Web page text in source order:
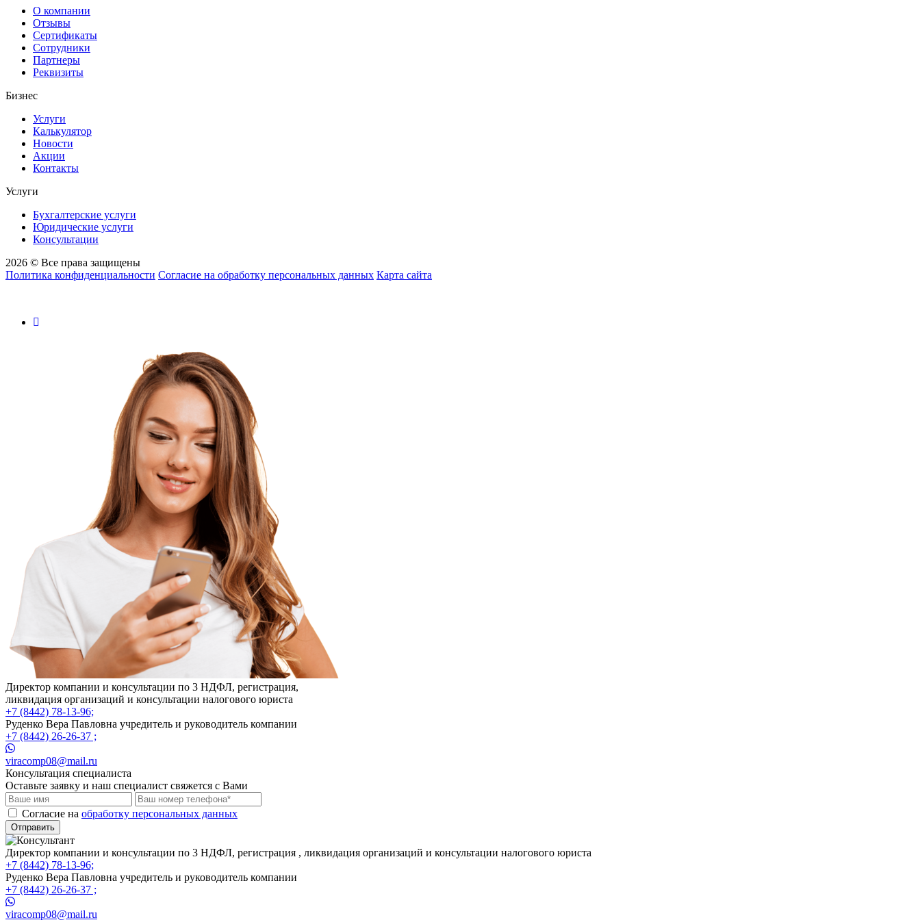
О компании
Отзывы
Сертификаты
Сотрудники
Партнеры
Реквизиты
Бизнес
Услуги
Калькулятор
Новости
Акции
Контакты
Услуги
Бухгалтерские услуги
Юридические услуги
Консультации
2026 © Все права защищены
Политика конфиденциальности Согласие на обработку персональных данных Карта сайта
Директор компании и консультации по 3 НДФЛ, регистрация,
ликвидация организаций и консультации налогового юриста
+7 (8442) 78-13-96;
Руденко Вера Павловна учредитель и руководитель компании
+7 (8442) 26-26-37 ;
viracomp08@mail.ru
Консультация специалиста
Оставьте заявку и наш специалист свяжется с Вами
Cогласие на обработку персональных данных
Отправить
Директор компании и консультации по 3 НДФЛ, регистрация , ликвидация организаций и консультации налогового юриста
+7 (8442) 78-13-96;
Руденко Вера Павловна учредитель и руководитель компании
+7 (8442) 26-26-37 ;
viracomp08@mail.ru